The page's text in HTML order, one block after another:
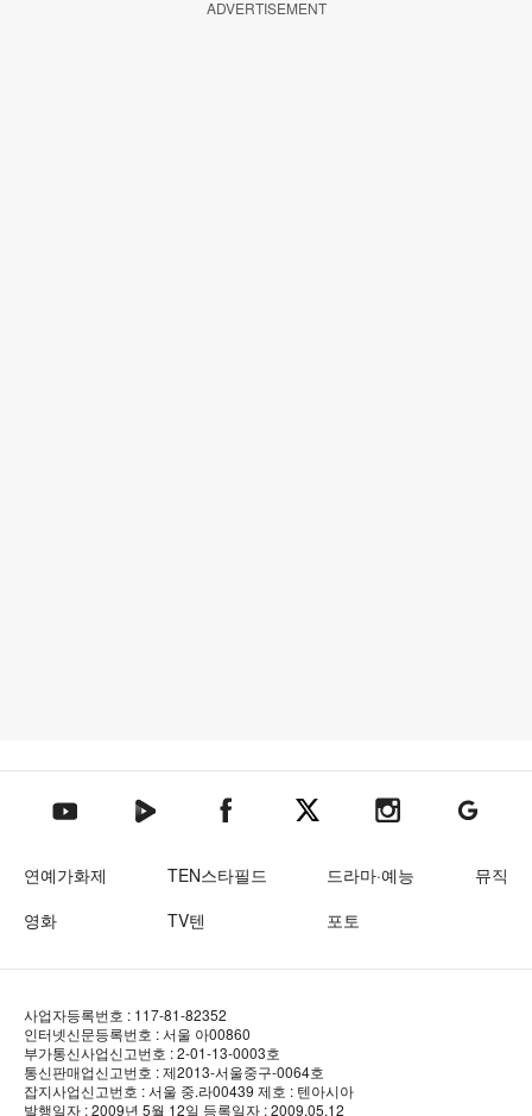
ADVERTISEMENT
텐아시아 유튜브텐아시아 네이버TV텐아시아 페이스북텐아시아 엑스텐아시아 인스타그램
텐아시아
연예가화제 TEN스타필드 드라마·예능
뮤직
영화
TV텐 포토
사업자등록번호 : 117-81-82352
인터넷신문등록번호 : 서울 아00860
부가통신사업신고번호 : 2-01-13-0003호
통신판매업신고번호 : 제2013-서울중구-0064호
잡지사업신고번호 : 서울 중.라00439 제호 : 텐아시아
발행일자 : 2009년 5월 12일 등록일자 : 2009.05.12